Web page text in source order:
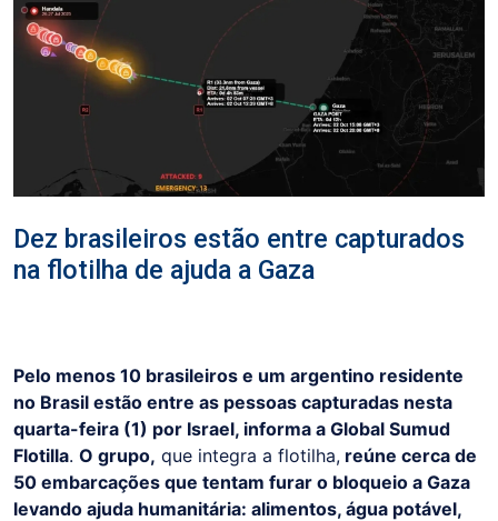
Dez brasileiros estão entre capturados
na flotilha de ajuda a Gaza
Pelo menos 10 brasileiros e um argentino residente
no Brasil estão entre as pessoas capturadas nesta
quarta-feira (1) por Israel, informa a Global Sumud
Flotilla. O grupo, que integra a flotilha, reúne cerca de
50 embarcações que tentam furar o bloqueio a Gaza
levando ajuda humanitária: alimentos, água potável,